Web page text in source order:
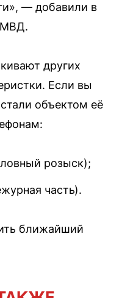
— добавили в
других
Если вы
объектом её
розыск);
часть).
ближайший